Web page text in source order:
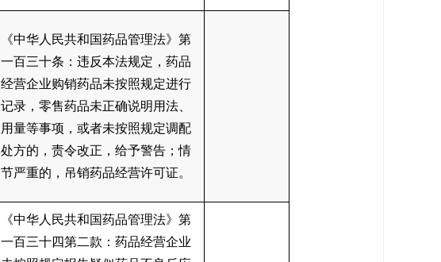
《中华人民共和国药品管理法》第
一百三十条：违反本法规定，药品
经营企业购销药品未按照规定进行
记录，零售药品未正确说明用法、
用量等事项，或者未按照规定调配
处方的，责令改正，给予警告；情
节严重的，吊销药品经营许可证。
《中华人民共和国药品管理法》第
一百三十四第二款：药品经营企业